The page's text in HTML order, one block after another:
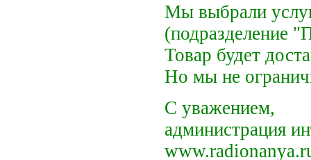
Мы выбрали
(подразделение
Товар будет
Но мы не
C уважением,
администрация